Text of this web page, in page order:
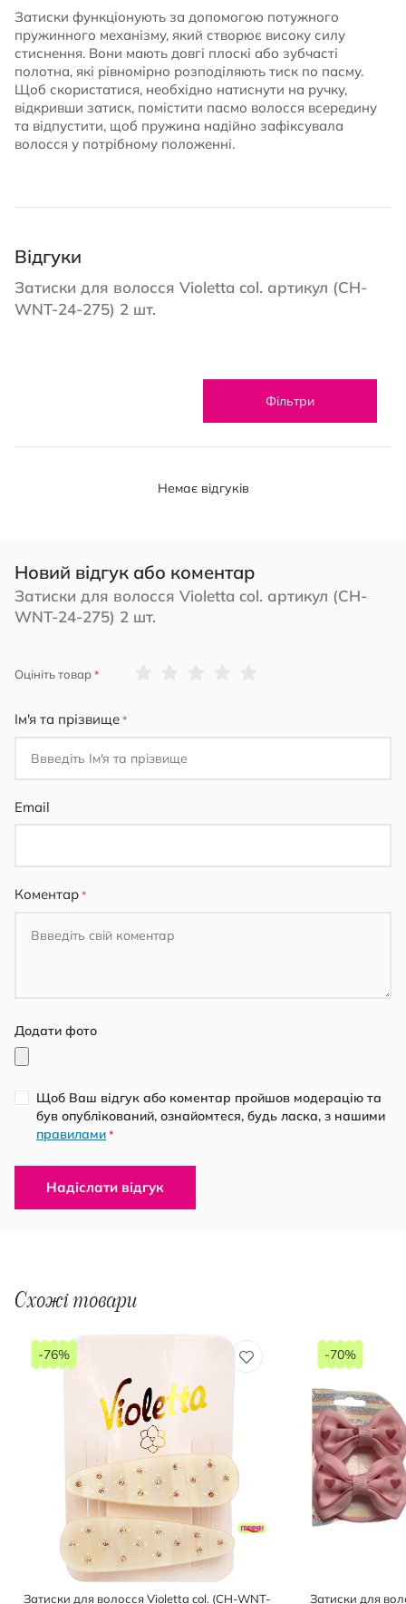
Затиски функціонують за допомогою потужного
пружинного механізму, який створює високу силу
стиснення. Вони мають довгі плоскі або зубчасті
полотна, які рівномірно розподіляють тиск по пасму.
Щоб скористатися, необхідно натиснути на ручку,
відкривши затиск, помістити пасмо волосся всередину
та відпустити, щоб пружина надійно зафіксувала
волосся у потрібному положенні.
Відгуки
Затиски для волосся Violetta col. артикул (CH-
WNT-24-275) 2 шт.
Фільтри
Немає відгуків
Новий відгук або коментар
Затиски для волосся Violetta col. артикул (CH-
WNT-24-275) 2 шт.
Оцініть товар
Ім'я та прізвище
Email
Коментар
Додати фото
Щоб Ваш відгук або коментар пройшов модерацію та
був опублікований, ознайомтеся, будь ласка, з нашими
правилами *
Надіслати відгук
Схожі товари
Затиски для волосся Violetta col. (CH-WNT-
-76%
Затиски для
-70%